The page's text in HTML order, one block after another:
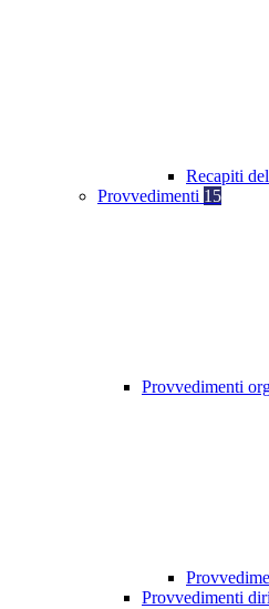
Recapiti
Provvedimenti 15
Provvedimenti
Provvedimenti